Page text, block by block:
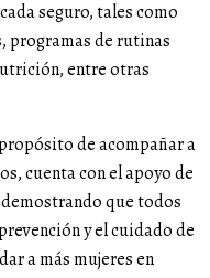
seguro, tales como
programas de rutinas
entre otras
de acompañar a
cuenta con el apoyo de
que todos
y el cuidado de
a más mujeres en